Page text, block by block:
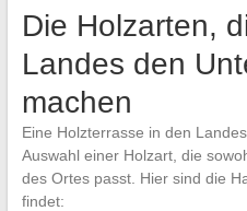
Die Holzarten,
Landes den
machen
Eine Holzterrasse in den
Auswahl einer Holzart, die
des Ortes passt. Hier sind die
findet: